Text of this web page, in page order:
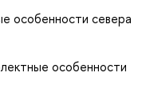
особенности севера
особенности